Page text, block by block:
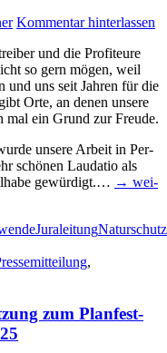
Kommentar hinterlassen
und die Pro­fi­teu­re
so gern mögen, weil
und uns seit Jah­ren für die
Orte, an denen unse­re
mal ein Grund zur Freude.
unse­re Arbeit in Per­
schö­nen Lau­da­tio als
gewür­digt.… → wei­
JuraleitungNaturschutz
,
zum Plan­fest­